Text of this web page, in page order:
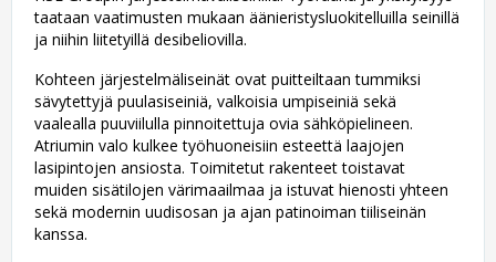
taataan vaatimusten mukaan äänieristysluokitelluilla seinillä
ja niihin liitetyillä desibeliovilla.
Kohteen järjestelmäliseinät ovat puitteiltaan tummiksi
sävytettyjä puulasiseiniä, valkoisia umpiseiniä sekä
vaalealla puuviilulla pinnoitettuja ovia sähköpielineen.
Atriumin valo kulkee työhuoneisiin esteettä laajojen
lasipintojen ansiosta. Toimitetut rakenteet toistavat
muiden sisätilojen värimaailmaa ja istuvat hienosti yhteen
sekä modernin uudisosan ja ajan patinoiman tiiliseinän
kanssa.